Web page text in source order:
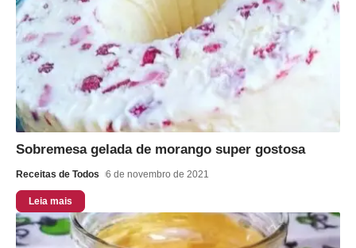
Sobremesa gelada de morango super gostosa
Receitas de Todos 6 de novembro de 2021
Leia mais